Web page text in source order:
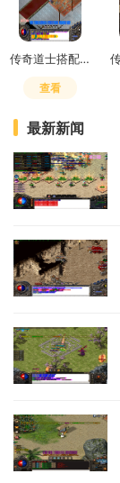
传奇道士搭配什么职业好
查看
最新新闻